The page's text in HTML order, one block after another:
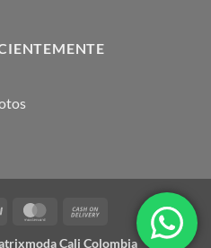
PayPal MasterCard
Cali Colombia